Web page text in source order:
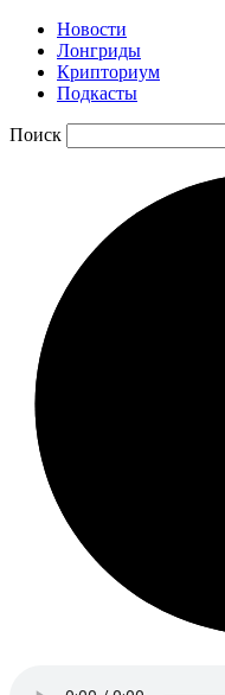
Новости
Лонгриды
Крипториум
Подкасты
Поиск